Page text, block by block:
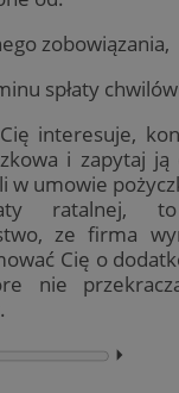
zobowiązania,
spłaty
interesuje,
i zapytaj
w umowie
ratalnej,
ze firma
Cię o
nie
⏵︎